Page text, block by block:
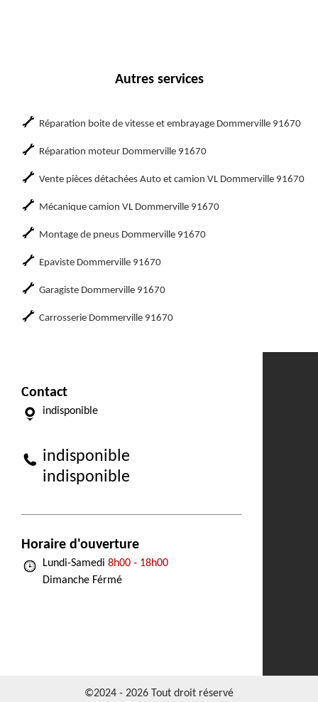
Autres services
Réparation boite de vitesse et embrayage Dommerville 91670
Réparation moteur Dommerville 91670
Vente pièces détachées Auto et camion VL Dommerville 91670
Mécanique camion VL Dommerville 91670
Montage de pneus Dommerville 91670
Epaviste Dommerville 91670
Garagiste Dommerville 91670
Carrosserie Dommerville 91670
Contact
indisponible
indisponible
indisponible
Horaire d'ouverture
Lundi-Samedi 8h00 - 18h00
Dimanche Férmé
©2024 - 2026 Tout droit réservé